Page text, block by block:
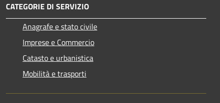
CATEGORIE DI SERVIZIO
Anagrafe e stato civile
Imprese e Commercio
Catasto e urbanistica
Mobilità e trasporti